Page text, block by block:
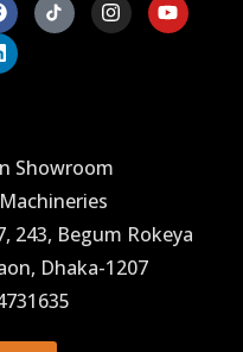
Showroom
243, Begum Rokeya
Dhaka-1207